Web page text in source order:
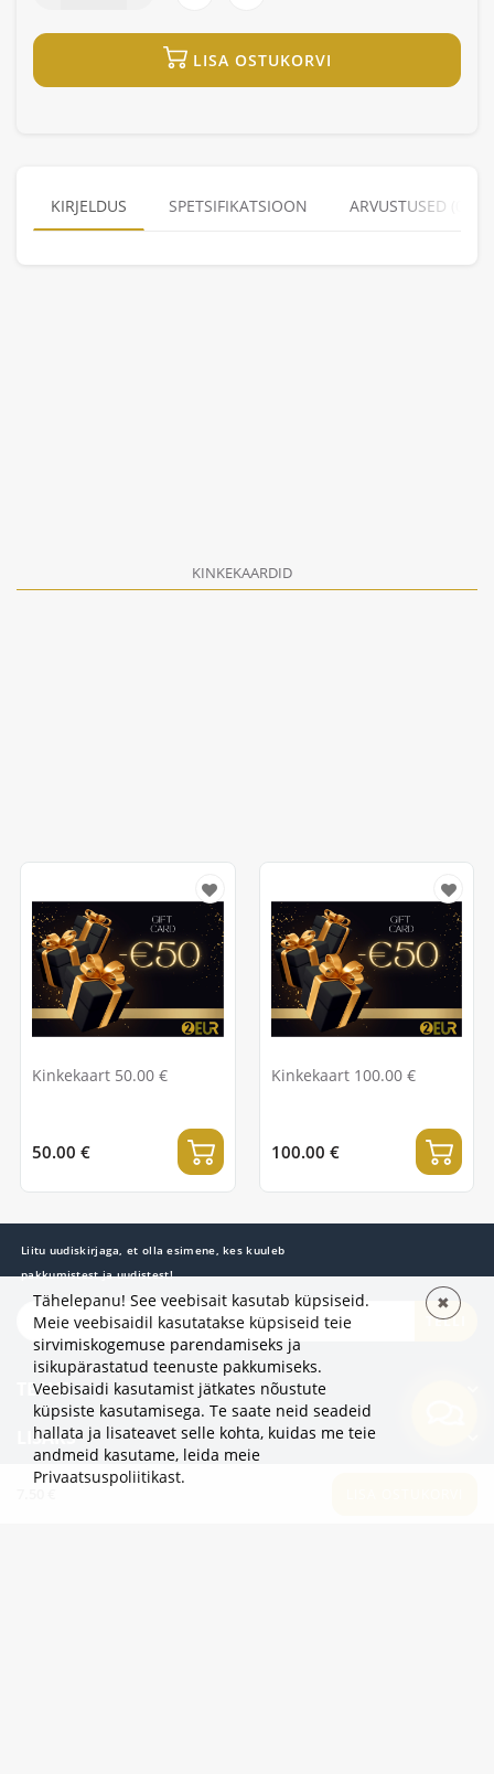
LISA OSTUKORVI
KIRJELDUS SPETSIFIKATSIOON ARVUSTUSED (0)
KINKEKAARDID
Kinkekaart 50.00 €
50.00 €
Kinkekaart 100.00 €
100.00 €
Liitu uudiskirjaga, et olla esimene, kes kuuleb
pakkumistest ja uudistest!
TELLI
TEAVE
LISAKS
KATEGOORIAD
Tähelepanu! See veebisait kasutab küpsiseid.
Meie veebisaidil kasutatakse küpsiseid teie
sirvimiskogemuse parendamiseks ja
isikupärastatud teenuste pakkumiseks.
Veebisaidi kasutamist jätkates nõustute
küpsiste kasutamisega. Te saate neid seadeid
hallata ja lisateavet selle kohta, kuidas me teie
andmeid kasutame, leida meie
Privaatsuspoliitikast.
✖